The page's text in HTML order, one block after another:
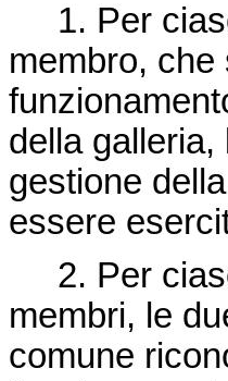
1. Per
membro,
della
gestione
essere
2. Per
membri, le
comune